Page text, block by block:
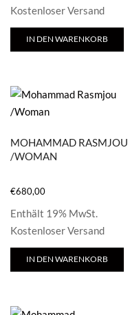
Kostenloser Versand
IN DEN WARENKORB
MOHAMMAD RASMJOU
/WOMAN
€680,00
Enthält 19% MwSt.
Kostenloser Versand
IN DEN WARENKORB